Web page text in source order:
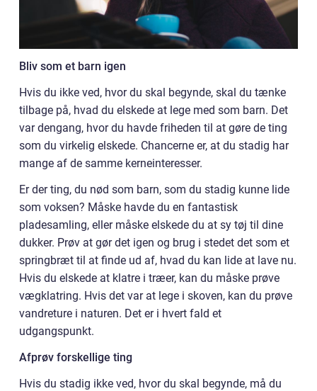
Bliv som et barn igen
Hvis du ikke ved, hvor du skal begynde, skal du tænke
tilbage på, hvad du elskede at lege med som barn. Det
var dengang, hvor du havde friheden til at gøre de ting
som du virkelig elskede. Chancerne er, at du stadig har
mange af de samme kerneinteresser.
Er der ting, du nød som barn, som du stadig kunne lide
som voksen? Måske havde du en fantastisk
pladesamling, eller måske elskede du at sy tøj til dine
dukker. Prøv at gør det igen og brug i stedet det som et
springbræt til at finde ud af, hvad du kan lide at lave nu.
Hvis du elskede at klatre i træer, kan du måske prøve
vægklatring. Hvis det var at lege i skoven, kan du prøve
vandreture i naturen. Det er i hvert fald et
udgangspunkt.
Afprøv forskellige ting
Hvis du stadig ikke ved, hvor du skal begynde, må du